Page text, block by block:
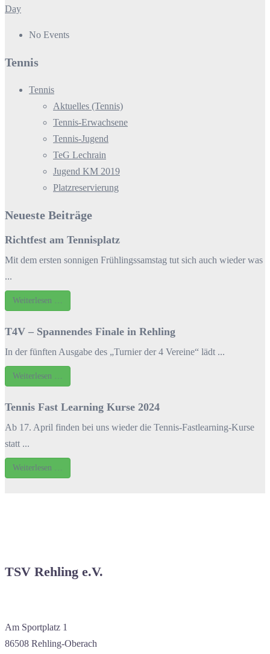
Day
No Events
Tennis
Tennis
Aktuelles (Tennis)
Tennis-Erwachsene
Tennis-Jugend
TeG Lechrain
Jugend KM 2019
Platzreservierung
Neueste Beiträge
Richtfest am Tennisplatz
Mit dem ersten sonnigen Frühlingssamstag tut sich auch wieder was
...
Weiterlesen …
T4V – Spannendes Finale in Rehling
In der fünften Ausgabe des „Turnier der 4 Vereine“ lädt ...
Weiterlesen …
Tennis Fast Learning Kurse 2024
Ab 17. April finden bei uns wieder die Tennis-Fastlearning-Kurse
statt ...
Weiterlesen …
TSV Rehling e.V.
Am Sportplatz 1
86508 Rehling-Oberach